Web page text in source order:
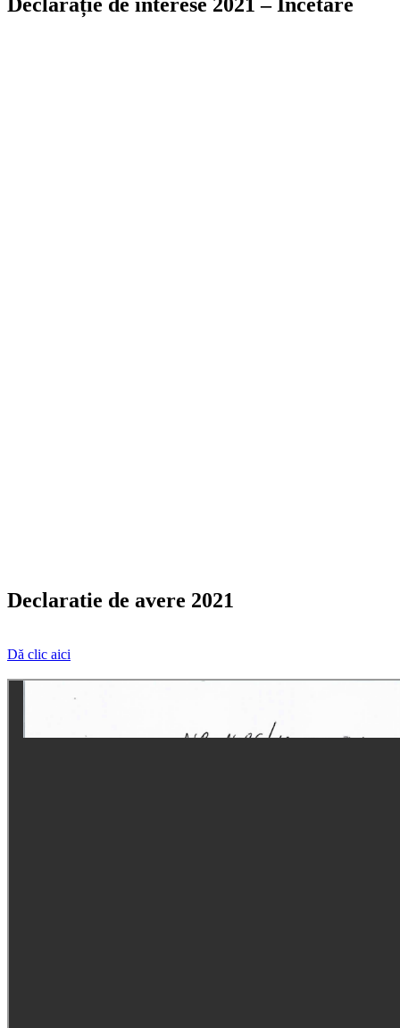
Declaratie de avere 2021
Dă clic aici